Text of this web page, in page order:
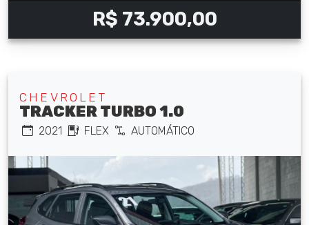
R$ 73.900,00
CHEVROLET
TRACKER TURBO 1.0
2021 FLEX AUTOMÁTICO